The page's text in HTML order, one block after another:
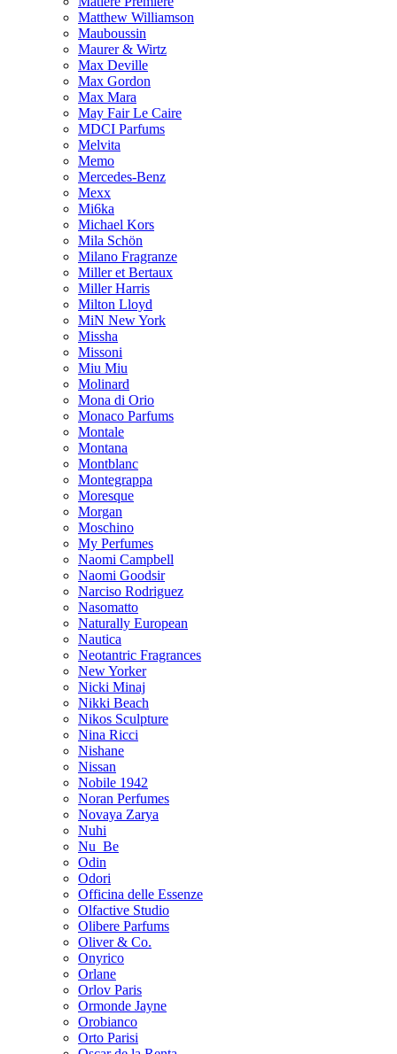
Matthew Williamson
Mauboussin
Maurer & Wirtz
Max Deville
Max Gordon
Max Mara
May Fair Le Caire
MDCI Parfums
Melvita
Memo
Mercedes-Benz
Mexx
Mi6ka
Michael Kors
Mila Schön
Milano Fragranze
Miller et Bertaux
Miller Harris
Milton Lloyd
MiN New York
Missha
Missoni
Miu Miu
Molinard
Mona di Orio
Monaco Parfums
Montale
Montana
Montblanc
Montegrappa
Moresque
Morgan
Moschino
My Perfumes
Naomi Campbell
Naomi Goodsir
Narciso Rodriguez
Nasomatto
Naturally European
Nautica
Neotantric Fragrances
New Yorker
Nicki Minaj
Nikki Beach
Nikos Sculpture
Nina Ricci
Nishane
Nissan
Nobile 1942
Noran Perfumes
Novaya Zarya
Nuhi
Nu_Be
Odin
Odori
Officina delle Essenze
Olfactive Studio
Olibere Parfums
Oliver & Co.
Onyrico
Orlane
Orlov Paris
Ormonde Jayne
Orobianco
Orto Parisi